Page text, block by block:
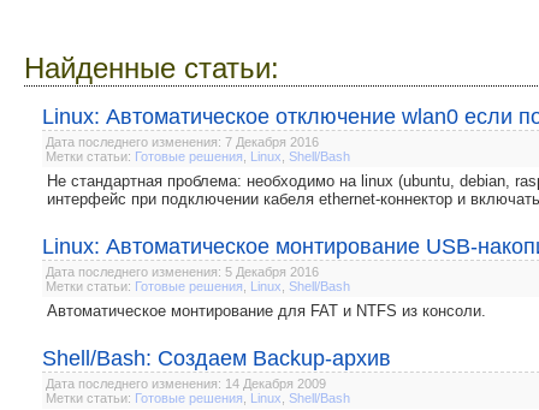
Найденные статьи:
Linux: Автоматическое отключение wlan0 если
Дата последнего изменения: 7 Декабря 2016
Метки статьи: Готовые решения Linux Shell/Bash
Не стандартная проблема: необходимо на linux (ubuntu, debian,
интерфейс при подключении кабеля ethernet-коннектор и
Linux: Автоматическое монтирование USB-
Дата последнего изменения: 5 Декабря 2016
Метки статьи: Готовые решения Linux Shell/Bash
Автоматическое монтирование для FAT и NTFS из консоли.
Shell/Bash: Создаем Backup-архив
Дата последнего изменения: 14 Декабря 2009
Метки статьи: Готовые решения Linux Shell/Bash